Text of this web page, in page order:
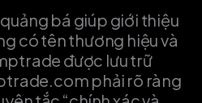
bá giúp giới thiệu
có tên thương hiệu và
được lưu trữ
phải rõ ràng